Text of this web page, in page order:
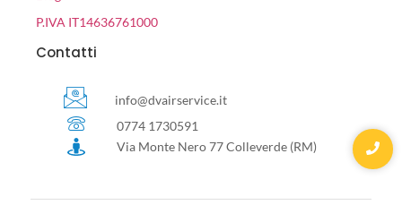
P.IVA IT14636761000
Contatti
info@dvairservice.it
0774 1730591
Via Monte Nero 77 Colleverde (RM)